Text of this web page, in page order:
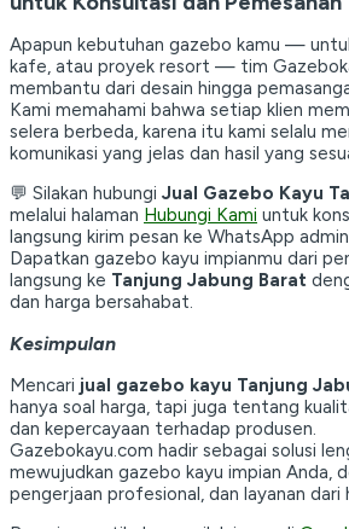
Apapun kebutuhan gazebo kamu —
kafe, atau proyek resort — tim
membantu dari desain hingga
Kami memahami bahwa setiap klien
selera berbeda, karena itu kami selalu
komunikasi yang jelas dan hasil yang
💬 Silakan hubungi Jual Gazebo Kayu
melalui halaman Hubungi Kami untuk
langsung kirim pesan ke WhatsApp
Dapatkan gazebo kayu impianmu dari
langsung ke Tanjung Jabung Barat
dan harga bersahabat.
Kesimpulan
Mencari jual gazebo kayu Tanjung
hanya soal harga, tapi juga tentang
dan kepercayaan terhadap produsen.
Gazebokayu.com hadir sebagai solusi
mewujudkan gazebo kayu impian Anda,
pengerjaan profesional, dan layanan dari